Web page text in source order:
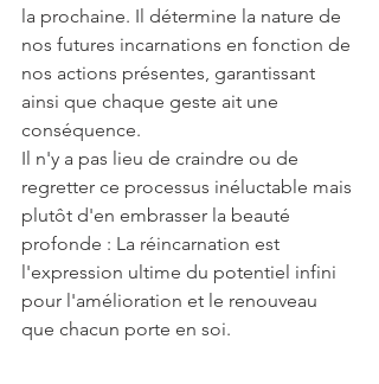
la prochaine. Il détermine la nature de
nos futures incarnations en fonction de
nos actions présentes, garantissant
ainsi que chaque geste ait une
conséquence.
Il n'y a pas lieu de craindre ou de
regretter ce processus inéluctable mais
plutôt d'en embrasser la beauté
profonde : La réincarnation est
l'expression ultime du potentiel infini
pour l'amélioration et le renouveau
que chacun porte en soi.